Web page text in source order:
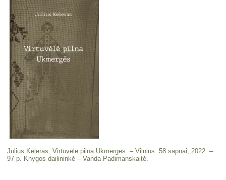
Julius Keleras. Virtuvėlė pilna Ukmergės. – Vilnius: 58 sapnai, 2022. –
97 p. Knygos dailininkė – Vanda Padimanskaitė.